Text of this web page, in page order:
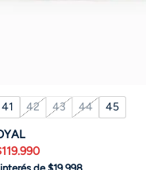
41 42 43 44 45
119.990El
precio